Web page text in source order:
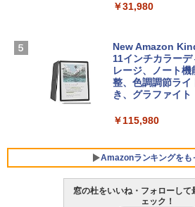
￥129,800
FMV ノートパソ
ersonal/Copilot
Core i5/16GB/
VWK3E15W_AZ
ト): Java &
￥3,600
ェクトリストと最
￥31,980
New Amazon
11インチカラー
レージ、ノート
整、色調調節ライ
き、グラファイト
￥115,980
Amazonランキングをも
窓の杜をいいね・フォローして
ェック！